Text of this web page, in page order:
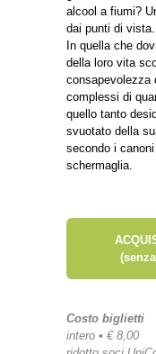
alcool a fiumi?
dai punti di vista.
In quella che
della loro vita
consapevolezza
complessi di
quello tanto
svuotato della
secondo i
schermaglia.
Costo biglietti
intero • € 8,00